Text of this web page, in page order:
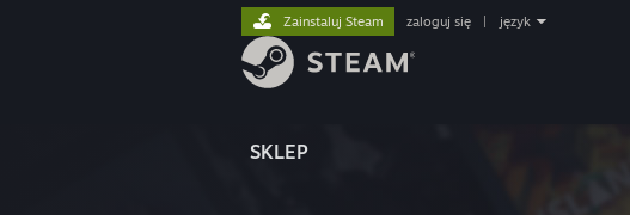
SKLEP
Zainstaluj Steam zaloguj się język